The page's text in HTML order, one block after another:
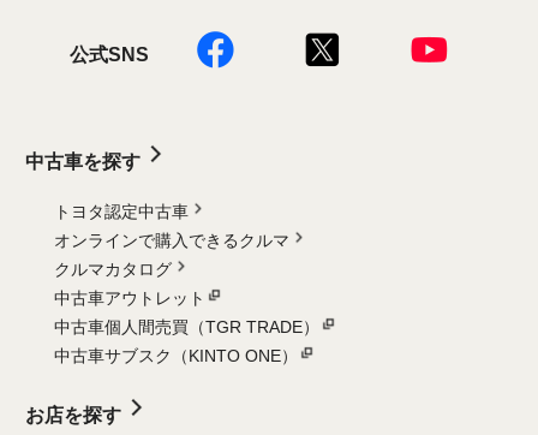
公式SNS
中古車を探す
トヨタ認定中古車
オンラインで購入できるクルマ
クルマカタログ
中古車アウトレット
中古車個人間売買（TGR TRADE）
中古車サブスク（KINTO ONE）
お店を探す